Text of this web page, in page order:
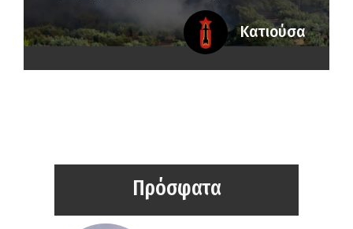
Κατιούσα
Πρόσφατα